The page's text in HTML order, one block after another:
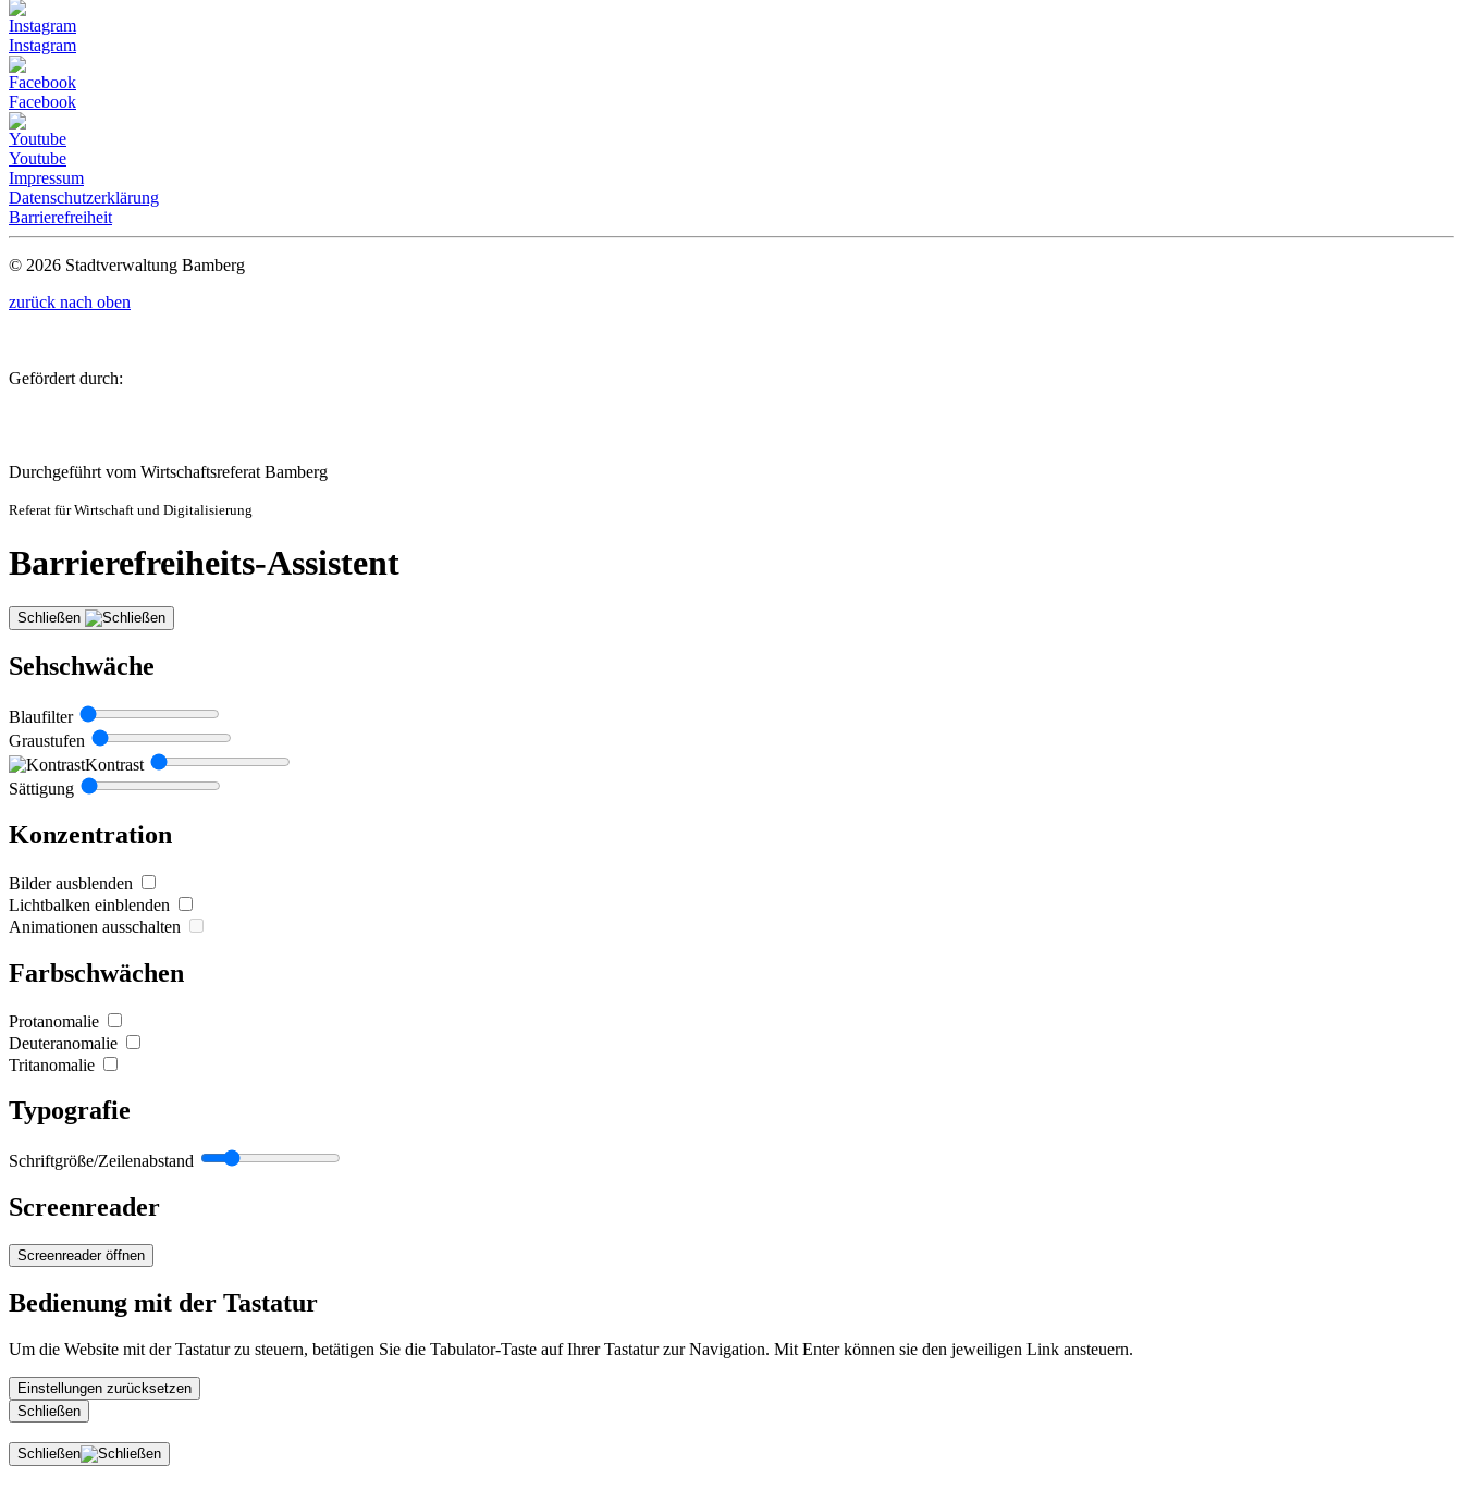
Instagram
Facebook
Youtube
Impressum
Datenschutzerklärung
Barrierefreiheit
© 2026 Stadtverwaltung Bamberg
zurück nach oben
Gefördert durch:
Durchgeführt vom Wirtschaftsreferat Bamberg
Referat für Wirtschaft und Digitalisierung
Barrierefreiheits-Assistent
Schließen
Sehschwäche
Blaufilter
Graustufen
Kontrast
Sättigung
Konzentration
Bilder ausblenden
Lichtbalken einblenden
Animationen ausschalten
Farbschwächen
Protanomalie
Deuteranomalie
Tritanomalie
Typografie
Schriftgröße/Zeilenabstand
Screenreader
Screenreader öffnen
Bedienung mit der Tastatur
Um die Website mit der Tastatur zu steuern, betätigen Sie die Tabulator-Taste auf Ihrer Tastatur zur Navigation. Mit Enter können sie den jeweiligen Link ansteuern.
Einstellungen zurücksetzen
Schließen
Schließen